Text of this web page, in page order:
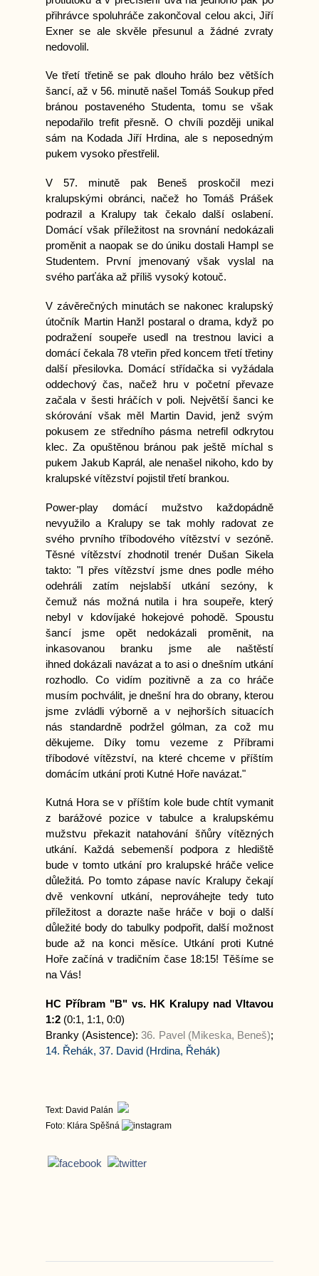
přihrávce spoluhráče zakončoval celou akci, Jiří
Exner se ale skvěle přesunul a žádné zvraty
nedovolil.
Ve třetí třetině se pak dlouho hrálo bez větších
šancí, až v 56. minutě našel Tomáš Soukup před
bránou postaveného Studenta, tomu se však
nepodařilo trefit přesně. O chvíli později unikal
sám na Kodada Jiří Hrdina, ale s neposedným
pukem vysoko přestřelil.
V 57. minutě pak Beneš proskočil mezi
kralupskými obránci, načež ho Tomáš Prášek
podrazil a Kralupy tak čekalo další oslabení.
Domácí však příležitost na srovnání nedokázali
proměnit a naopak se do úniku dostali Hampl se
Studentem. První jmenovaný však vyslal na
svého parťáka až příliš vysoký kotouč.
V závěrečných minutách se nakonec kralupský
útočník Martin Hanžl postaral o drama, když po
podražení soupeře usedl na trestnou lavici a
domácí čekala 78 vteřin před koncem třetí třetiny
další přesilovka. Domácí střídačka si vyžádala
oddechový čas, načež hru v početní převaze
začala v šesti hráčích v poli. Největší šanci ke
skórování však měl Martin David, jenž svým
pokusem ze středního pásma netrefil odkrytou
klec. Za opuštěnou bránou pak ještě míchal s
pukem Jakub Kaprál, ale nenašel nikoho, kdo by
kralupské vítězství pojistil třetí brankou.
Power-play domácí mužstvo každopádně
nevyužilo a Kralupy se tak mohly radovat ze
svého prvního tříbodového vítězství v sezóně.
Těsné vítězství zhodnotil trenér Dušan Sikela
takto: "I přes vítězství jsme dnes podle mého
odehráli zatím nejslabší utkání sezóny, k
čemuž nás možná nutila i hra soupeře, který
nebyl v kdovíjaké hokejové pohodě. Spoustu
šancí jsme opět nedokázali proměnit, na
inkasovanou branku jsme ale naštěstí
ihned dokázali navázat a to asi o dnešním utkání
rozhodlo. Co vidím pozitivně a za co hráče
musím pochválit, je dnešní hra do obrany, kterou
jsme zvládli výborně a v nejhorších situacích
nás standardně podržel gólman, za což mu
děkujeme. Díky tomu vezeme z Příbrami
tříbodové vítězství, na které chceme v příštím
domácím utkání proti Kutné Hoře navázat."
Kutná Hora se v příštím kole bude chtít vymanit
z barážové pozice v tabulce a kralupskému
mužstvu překazit natahování šňůry vítězných
utkání. Každá sebemenší podpora z hlediště
bude v tomto utkání pro kralupské hráče velice
důležitá. Po tomto zápase navíc Kralupy čekají
dvě venkovní utkání, neprováhejte tedy tuto
příležitost a dorazte naše hráče v boji o další
důležité body do tabulky podpořit, další možnost
bude až na konci měsíce. Utkání proti Kutné
Hoře začíná v tradičním čase 18:15! Těšíme se
na Vás!
HC Příbram "B" vs. HK Kralupy nad Vltavou
1:2 (0:1, 1:1, 0:0)
Branky (Asistence):36. Pavel (Mikeska, Beneš);
14. Řehák, 37. David (Hrdina, Řehák)
Text: David Palán
Foto: Klára Spěšná